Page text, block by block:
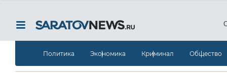
Политика Экономика Криминал Общество